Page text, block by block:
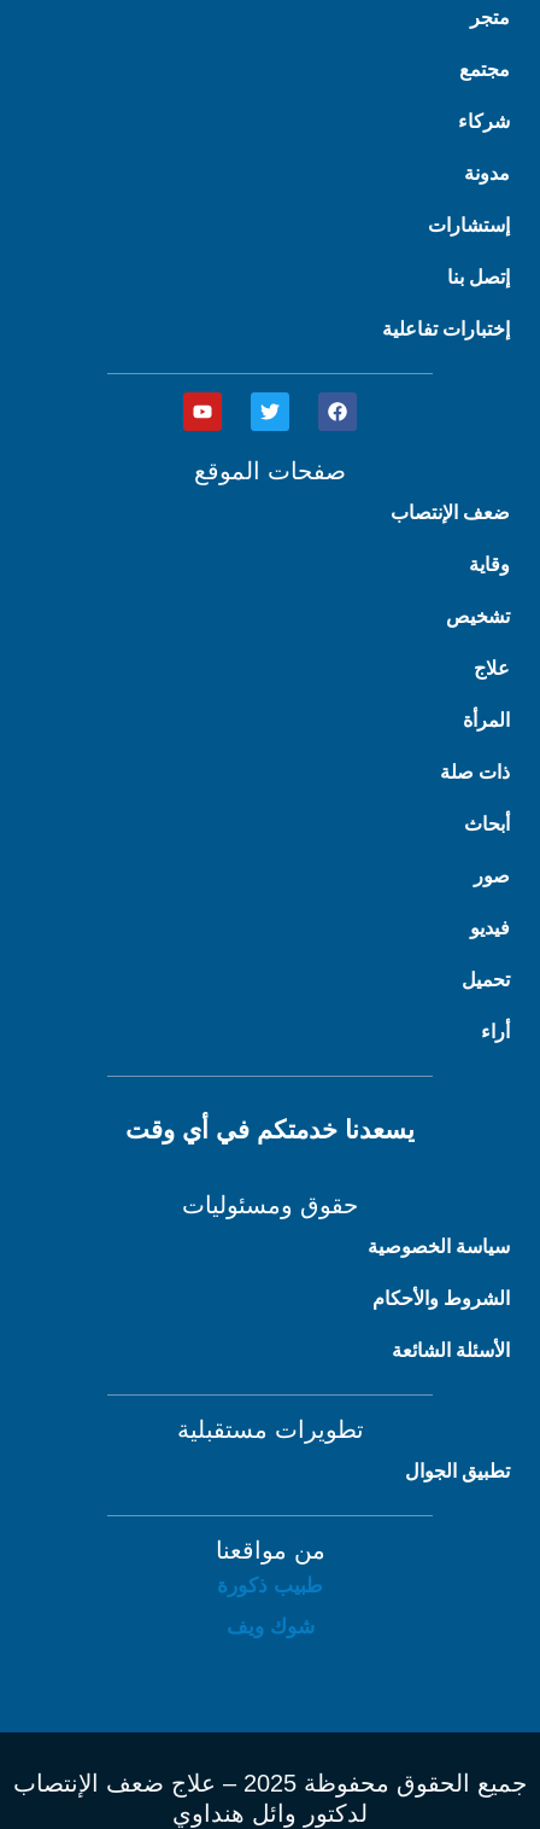
متجر
مجتمع
شركاء
مدونة
إستشارات
إتصل بنا
إختبارات تفاعلية
F
a
b
T
w
t
Y
o
u
صفحات الموقع
ضعف الإنتصاب
وقاية
تشخيص
علاج
المرأة
ذات صلة
أبحاث
صور
فيديو
تحميل
أراء
يسعدنا خدمتكم في أي وقت
حقوق ومسئوليات
سياسة الخصوصية
الشروط والأحكام
الأسئلة الشائعة
تطويرات مستقبلية
تطبيق الجوال
من مواقعنا
طبيب ذكورة
شوك ويف
جميع الحقوق محفوظة 2025 – علاج ضعف الإنتصاب
لدكتور وائل هنداوي